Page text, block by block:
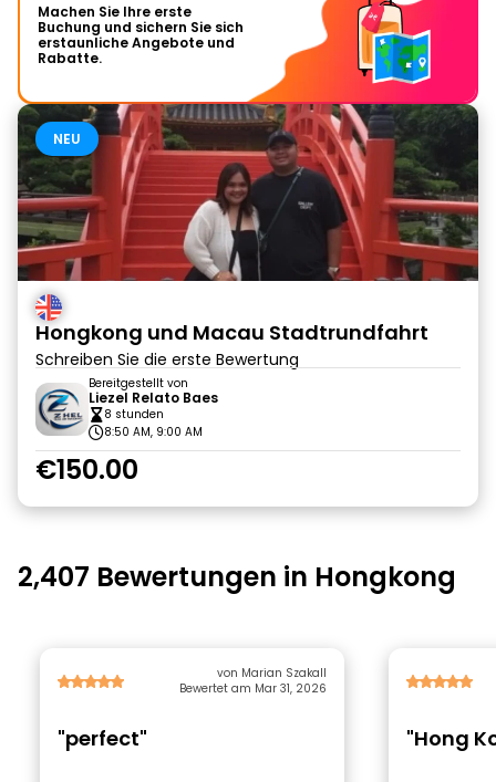
Machen Sie Ihre erste
Buchung und sichern Sie sich
erstaunliche Angebote und
Rabatte.
NEU
Hongkong und Macau Stadtrundfahrt
Schreiben Sie die erste Bewertung
Bereitgestellt von
Liezel Relato Baes
8 stunden
8:50 AM, 9:00 AM
€150.00
2,407 Bewertungen in Hongkong
von Marian Szakall
Bewertet am Mar 31, 2026
"perfect" "Hong